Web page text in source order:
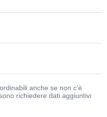
anche se non c'è
richiedere dati aggiuntivi